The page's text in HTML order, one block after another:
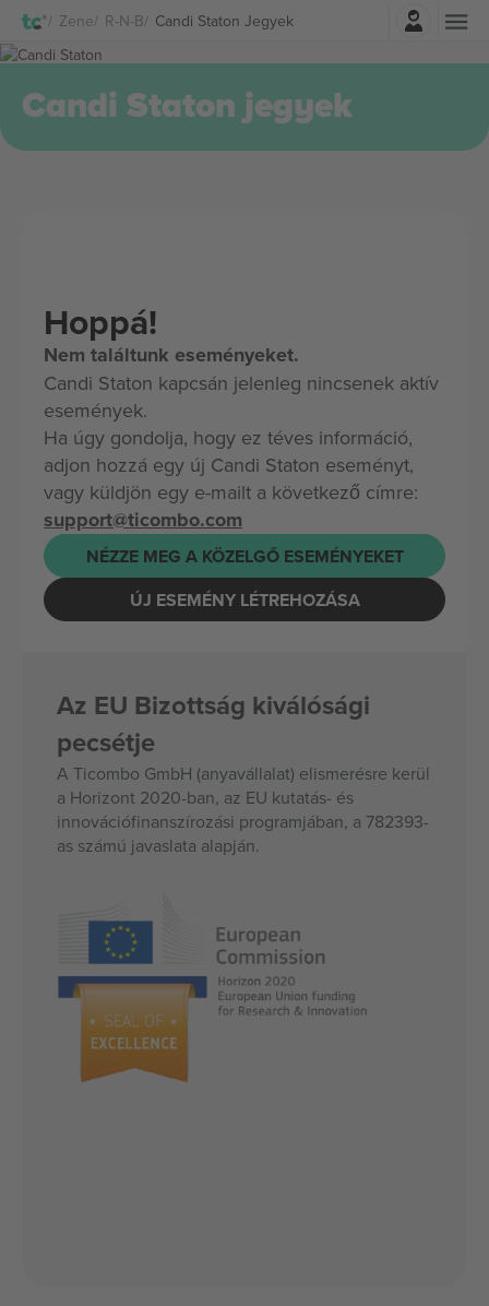
Zene R-N-B Candi Staton JegyekBelépés
Candi Staton jegyek
Hoppá!
Nem találtunk eseményeket.
Candi Staton kapcsán jelenleg nincsenek aktív
események.
Ha úgy gondolja, hogy ez téves információ,
adjon hozzá egy új Candi Staton eseményt,
vagy küldjön egy e-mailt a következő címre:
support@ticombo.com
NÉZZE MEG A KÖZELGŐ ESEMÉNYEKET
ÚJ ESEMÉNY LÉTREHOZÁSA
Az EU Bizottság kiválósági
pecsétje
A Ticombo GmbH (anyavállalat) elismerésre kerül
a Horizont 2020-ban, az EU kutatás- és
innovációfinanszírozási programjában, a 782393-
as számú javaslata alapján.